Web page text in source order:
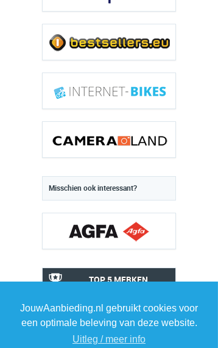
JouwAanbieding.nl gebruikt cookies voor
een optimale beleving van deze website.
Uitleg / meer info
Misschien ook interessant?
TOP 5 MERKEN
ELEKTRONICA